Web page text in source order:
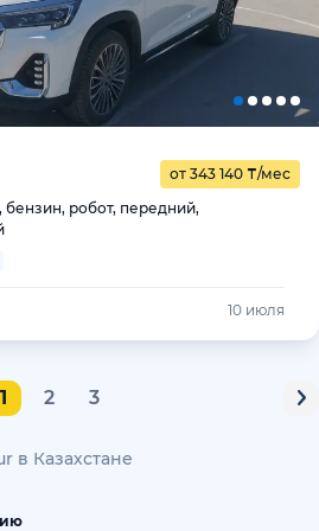
от 343 140 ₸/мес
бензин, робот, передний,
10 июля
1 2 3
в Казахстане